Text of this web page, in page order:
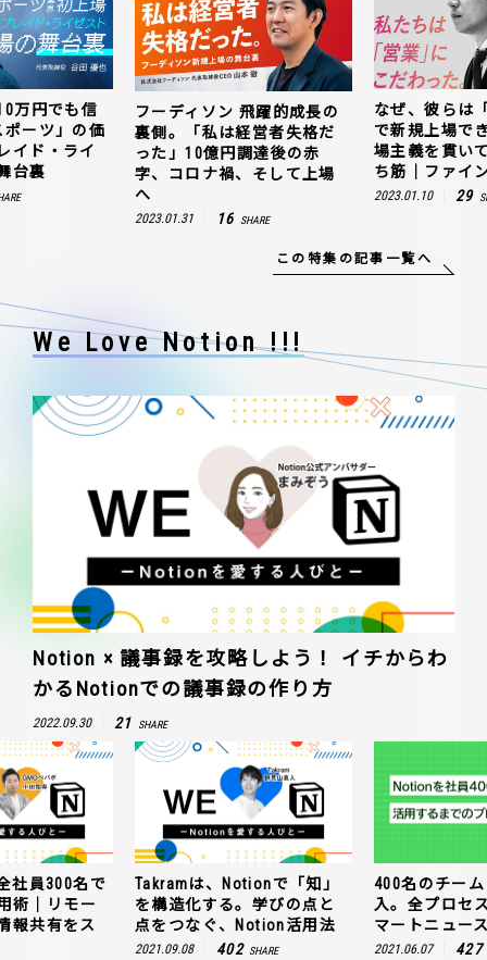
万円でも信
ーツ」の価
イド・ライ
台裏
フーディソン 飛躍的成長の
裏側。「私は経営者失格だ
った」10億円調達後の赤
字、コロナ禍、そして上場
へ
2023.01.31 16 SHARE
なぜ、彼らは
で新規上場で
場主義を貫い
ち筋｜ファイ
2023.01.10 29
この特集の記事一覧へ
We Love Notion !!!
Notion × 議事録を攻略しよう！ イチからわ
かるNotionでの議事録の作り方
2022.09.30 21 SHARE
社員300名で
術｜リモー
報共有をス
Takramは、Notionで「知」
を構造化する。学びの点と
点をつなぐ、Notion活用法
2021.09.08 402 SHARE
400名のチー
入。全プロセ
マートニュー
2021.06.07 427